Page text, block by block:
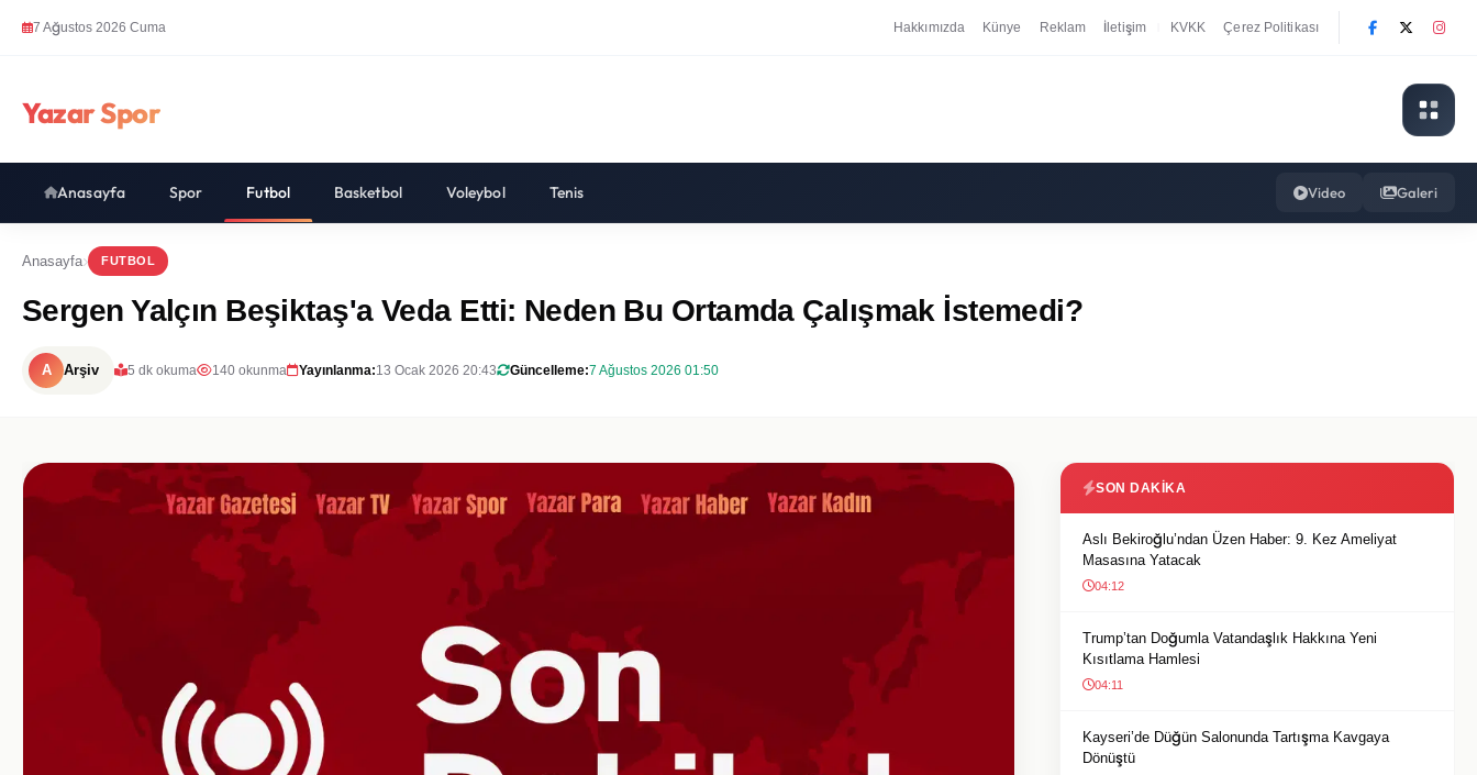
7 Ağustos 2026 Cuma Hakkımızda Künye Reklam İletişim KVKK Çerez Politikası
Yazar Spor
Anasayfa Spor Futbol Basketbol Voleybol Tenis Video Galeri
Anasayfa FUTBOL
Sergen Yalçın Beşiktaş'a Veda Etti: Neden Bu Ortamda Çalışmak İstemedi?
A Arşiv 5 dk okuma 140 okunma Yayınlanma:13 Ocak 2026 20:43 Güncelleme:7 Ağustos 2026 01:50
SON DAKIKA
Aslı Bekiroğlu’ndan Üzen Haber: 9. Kez Ameliyat
Masasına Yatacak
04:12
Trump’tan Doğumla Vatandaşlık Hakkına Yeni
Kısıtlama Hamlesi
04:11
Kayseri’de Düğün Salonunda Tartışma Kavgaya
Dönüştü